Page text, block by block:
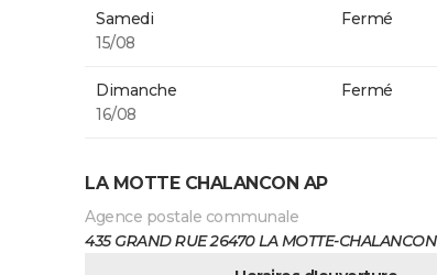
Samedi
15/08
Fermé
Dimanche
16/08
Fermé
LA MOTTE CHALANCON AP
Agence postale communale
435 GRAND RUE 26470 LA MOTTE-CHALANCON